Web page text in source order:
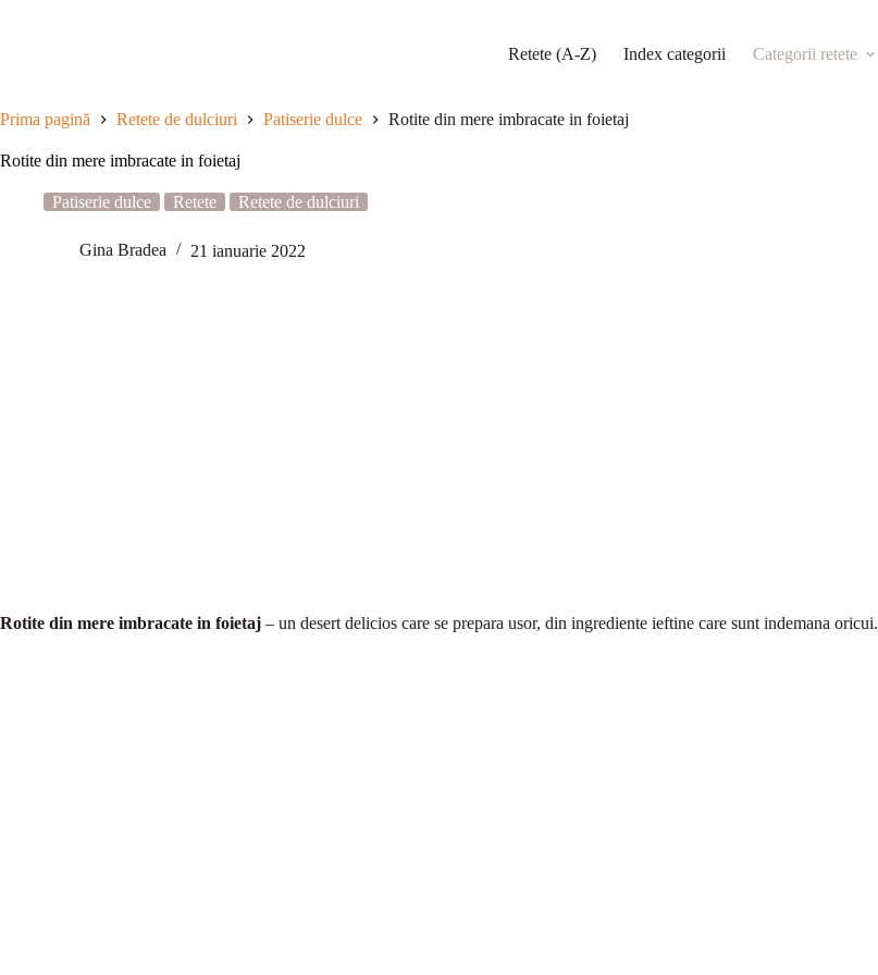
Retete (A-Z) Index categorii Categorii retete
Prima pagină Retete de dulciuri Patiserie dulce Rotite din mere imbracate in foietaj
Rotite din mere imbracate in foietaj
Patiserie dulce Retete Retete de dulciuri
Gina Bradea 21 ianuarie 2022
Rotite din mere imbracate in foietaj – un desert delicios care se prepara usor, din ingrediente ieftine care sunt indemana oricui.